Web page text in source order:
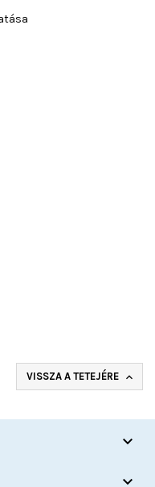
VISSZA A TETEJÉRE 

